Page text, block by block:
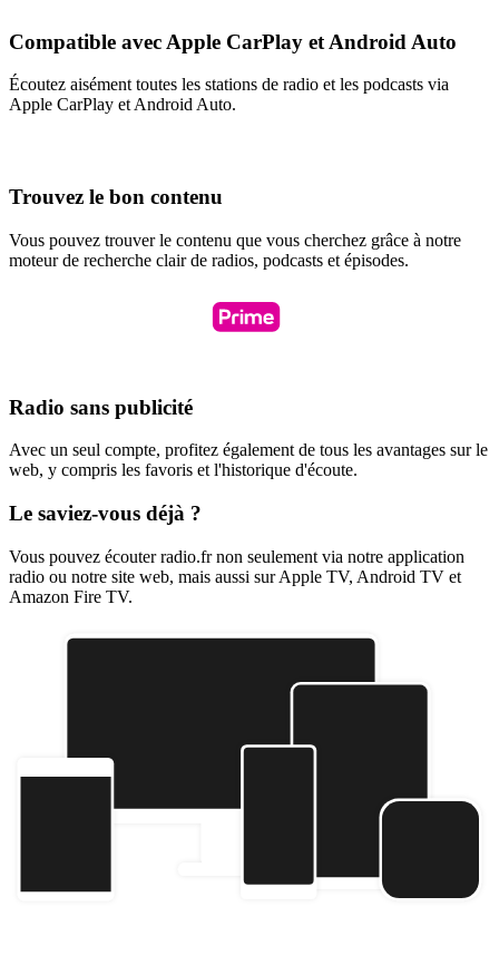
Compatible avec Apple CarPlay et Android Auto
Écoutez aisément toutes les stations de radio et les podcasts via
Apple CarPlay et Android Auto.
Trouvez le bon contenu
Vous pouvez trouver le contenu que vous cherchez grâce à notre
moteur de recherche clair de radios, podcasts et épisodes.
Radio sans publicité
Avec un seul compte, profitez également de tous les avantages sur le
web, y compris les favoris et l'historique d'écoute.
Le saviez-vous déjà ?
Vous pouvez écouter radio.fr non seulement via notre application
radio ou notre site web, mais aussi sur Apple TV, Android TV et
Amazon Fire TV.